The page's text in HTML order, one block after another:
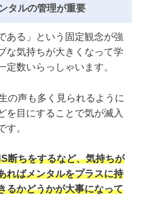
タルの管理が重要
ある」という固定観念が強
な気持ちが大きくなって学
定数いらっしゃいます。
の声も多く見られるように
を目にすることで気が滅入
す。
断ちをするなど、気持ちが
ればメンタルをプラスに持
るかどうかが大事になって